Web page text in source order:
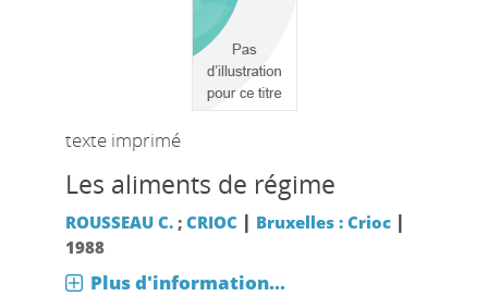
texte imprimé
Les aliments de régime
ROUSSEAU C.; CRIOC | Bruxelles : Crioc|
1988
Plus d'information...